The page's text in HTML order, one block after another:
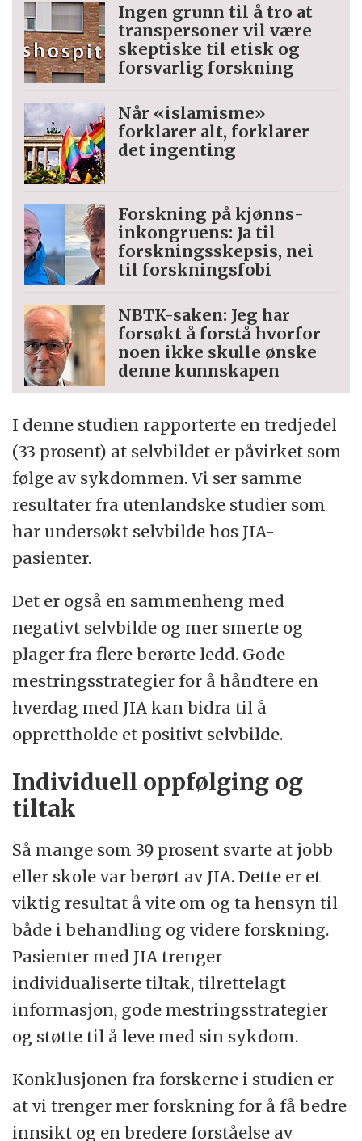
Ingen grunn til å tro at
trans­personer vil være
skeptiske til etisk og
forsvarlig forskning
Når «islamisme»
forklarer alt, forklarer
det ingenting
Forskning på kjønns­
inkongruens: Ja til
forskningsskepsis, nei
til forskningsfobi
NBTK-saken: Jeg har
forsøkt å forstå hvorfor
noen ikke skulle ønske
denne kunnskapen
I denne studien rapporterte en tredjedel
(33 prosent) at selvbildet er påvirket som
følge av sykdommen. Vi ser samme
resultater fra utenlandske studier som
har undersøkt selvbilde hos JIA-
pasienter.
Det er også en sammenheng med
negativt selvbilde og mer smerte og
plager fra flere berørte ledd. Gode
mestringsstrategier for å håndtere en
hverdag med JIA kan bidra til å
opprettholde et positivt selvbilde.
Individuell oppfølging og
tiltak
Så mange som 39 prosent svarte at jobb
eller skole var berørt av JIA. Dette er et
viktig resultat å vite om og ta hensyn til
både i behandling og videre forskning.
Pasienter med JIA trenger
individualiserte tiltak, tilrettelagt
informasjon, gode mestringsstrategier
og støtte til å leve med sin sykdom.
Konklusjonen fra forskerne i studien er
at vi trenger mer forskning for å få bedre
innsikt og en bredere forståelse av